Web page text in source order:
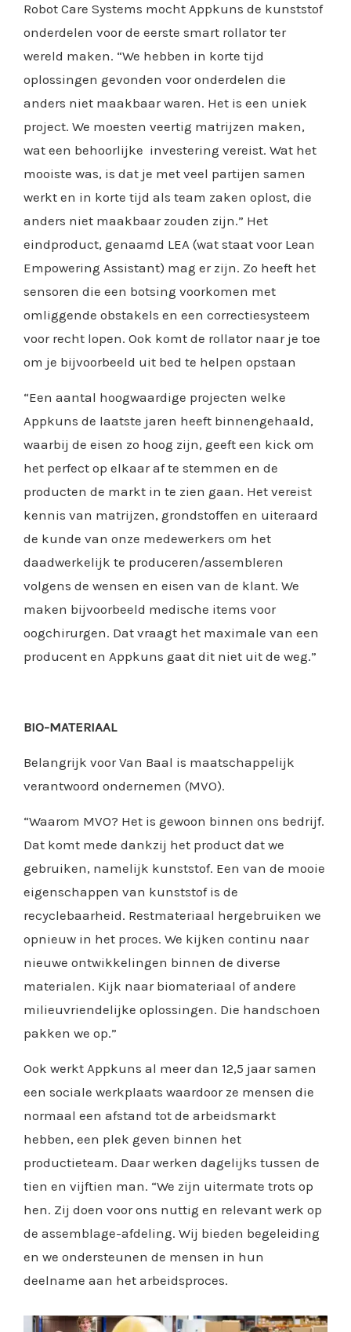
Robot Care Systems mocht Appkuns de kunststof
onderdelen voor de eerste smart rollator ter
wereld maken. “We hebben in korte tijd
oplossingen gevonden voor onderdelen die
anders niet maakbaar waren. Het is een uniek
project. We moesten veertig matrijzen maken,
wat een behoorlijke investering vereist. Wat het
mooiste was, is dat je met veel partijen samen
werkt en in korte tijd als team zaken oplost, die
anders niet maakbaar zouden zijn.” Het
eindproduct, genaamd LEA (wat staat voor Lean
Empowering Assistant) mag er zijn. Zo heeft het
sensoren die een botsing voorkomen met
omliggende obstakels en een correctiesysteem
voor recht lopen. Ook komt de rollator naar je toe
om je bijvoorbeeld uit bed te helpen opstaan
“Een aantal hoogwaardige projecten welke
Appkuns de laatste jaren heeft binnengehaald,
waarbij de eisen zo hoog zijn, geeft een kick om
het perfect op elkaar af te stemmen en de
producten de markt in te zien gaan. Het vereist
kennis van matrijzen, grondstoffen en uiteraard
de kunde van onze medewerkers om het
daadwerkelijk te produceren/assembleren
volgens de wensen en eisen van de klant. We
maken bijvoorbeeld medische items voor
oogchirurgen. Dat vraagt het maximale van een
producent en Appkuns gaat dit niet uit de weg.”
BIO-MATERIAAL
Belangrijk voor Van Baal is maatschappelijk
verantwoord ondernemen (MVO).
“Waarom MVO? Het is gewoon binnen ons bedrijf.
Dat komt mede dankzij het product dat we
gebruiken, namelijk kunststof. Een van de mooie
eigenschappen van kunststof is de
recyclebaarheid. Restmateriaal hergebruiken we
opnieuw in het proces. We kijken continu naar
nieuwe ontwikkelingen binnen de diverse
materialen. Kijk naar biomateriaal of andere
milieuvriendelijke oplossingen. Die handschoen
pakken we op.”
Ook werkt Appkuns al meer dan 12,5 jaar samen
een sociale werkplaats waardoor ze mensen die
normaal een afstand tot de arbeidsmarkt
hebben, een plek geven binnen het
productieteam. Daar werken dagelijks tussen de
tien en vijftien man. “We zijn uitermate trots op
hen. Zij doen voor ons nuttig en relevant werk op
de assemblage-afdeling. Wij bieden begeleiding
en we ondersteunen de mensen in hun
deelname aan het arbeidsproces.